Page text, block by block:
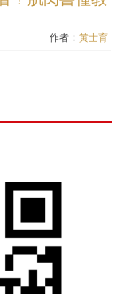
作者： 黃士育